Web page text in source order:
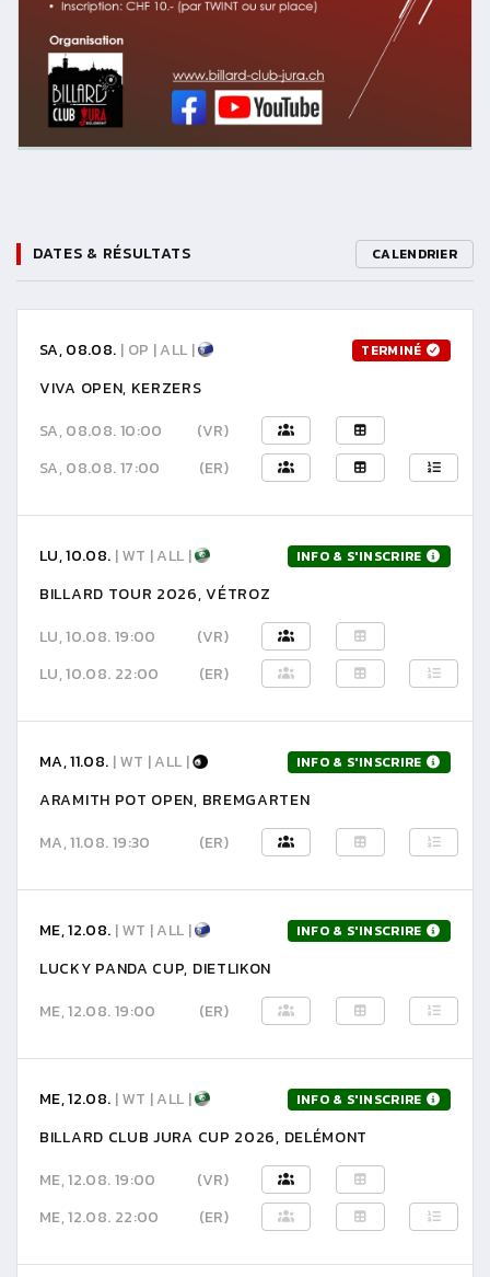
DATES & RÉSULTATS CALENDRIER
SA, 08.08. | OP | ALL | TERMINÉ
VIVA OPEN, KERZERS
SA, 08.08. 10:00
(VR)
SA, 08.08. 17:00
(ER)
LU, 10.08. | WT | ALL | INFO & S'INSCRIRE
BILLARD TOUR 2026, VÉTROZ
LU, 10.08. 19:00
(VR)
LU, 10.08. 22:00
(ER)
MA, 11.08. | WT | ALL | INFO & S'INSCRIRE
ARAMITH POT OPEN, BREMGARTEN
MA, 11.08. 19:30
(ER)
ME, 12.08. | WT | ALL | INFO & S'INSCRIRE
LUCKY PANDA CUP, DIETLIKON
ME, 12.08. 19:00
(ER)
ME, 12.08. | WT | ALL | INFO & S'INSCRIRE
BILLARD CLUB JURA CUP 2026, DELÉMONT
ME, 12.08. 19:00
(VR)
ME, 12.08. 22:00
(ER)